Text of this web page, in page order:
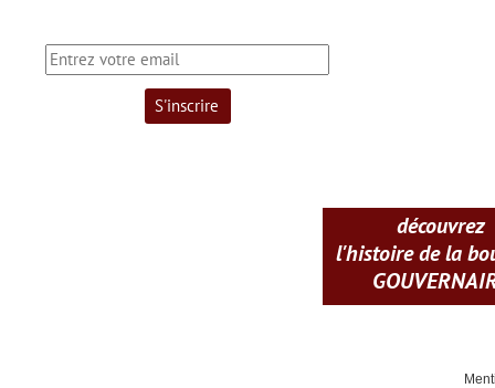
découvrez
l'histoire de la